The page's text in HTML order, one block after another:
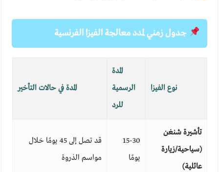
جدول زمني لمدد معالجة الفيزا الفرنسية
نوع الفيزا
المدة
الرسمية
للرد
المدة في حالات التأخير
تأشيرة شنغن
(سياحية/زيارة
عائلية)
15-30
يومًا
قد تصل إلى 45 يومًا خلال
مواسم الذروة